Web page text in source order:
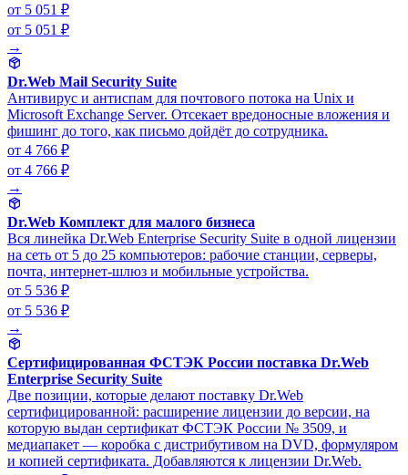
от 5 051 ₽
от 5 051 ₽
→
Dr.Web Mail Security Suite
Антивирус и антиспам для почтового потока на Unix и
Microsoft Exchange Server. Отсекает вредоносные вложения и
фишинг до того, как письмо дойдёт до сотрудника.
от 4 766 ₽
от 4 766 ₽
→
Dr.Web Комплект для малого бизнеса
Вся линейка Dr.Web Enterprise Security Suite в одной лицензии
на сеть от 5 до 25 компьютеров: рабочие станции, серверы,
почта, интернет-шлюз и мобильные устройства.
от 5 536 ₽
от 5 536 ₽
→
Сертифицированная ФСТЭК России поставка Dr.Web
Enterprise Security Suite
Две позиции, которые делают поставку Dr.Web
сертифицированной: расширение лицензии до версии, на
которую выдан сертификат ФСТЭК России № 3509, и
медиапакет — коробка с дистрибутивом на DVD, формуляром
и копией сертификата. Добавляются к лицензии Dr.Web.